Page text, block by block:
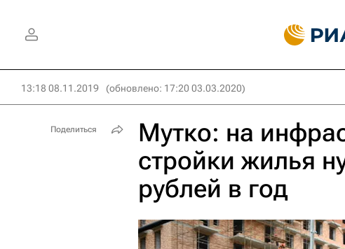
13:18 08.11.2019 (обновлено: 17:20 03.03.2020)
Мутко: на
стройки жилья
рублей в год
Поделиться